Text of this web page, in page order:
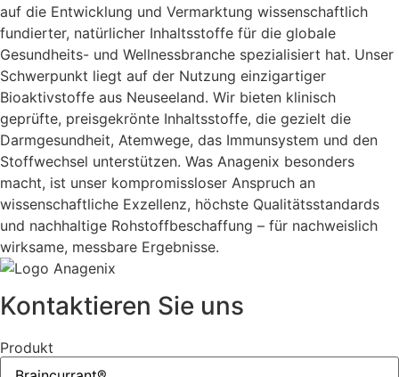
auf die Entwicklung und Vermarktung wissenschaftlich
fundierter, natürlicher Inhaltsstoffe für die globale
Gesundheits- und Wellnessbranche spezialisiert hat. Unser
Schwerpunkt liegt auf der Nutzung einzigartiger
Bioaktivstoffe aus Neuseeland. Wir bieten klinisch
geprüfte, preisgekrönte Inhaltsstoffe, die gezielt die
Darmgesundheit, Atemwege, das Immunsystem und den
Stoffwechsel unterstützen. Was Anagenix besonders
macht, ist unser kompromissloser Anspruch an
wissenschaftliche Exzellenz, höchste Qualitätsstandards
und nachhaltige Rohstoffbeschaffung – für nachweislich
wirksame, messbare Ergebnisse.
Kontaktieren Sie uns
Produkt